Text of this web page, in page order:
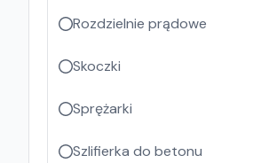
Rozdzielnie prądowe
Skoczki
Sprężarki
Szlifierka do betonu